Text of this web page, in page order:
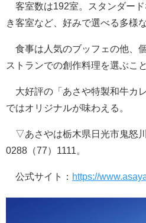
客室数は192室。スタンダー
き客室など、好みで選べる多様
食事は人気のブッフェの他、
ストランでの創作料理を選ぶこ
大好評の「あさや特製和牛カ
ではオリジナルが味わえる。
▽あさやは栃木県日光市鬼怒
0288（77）1111。
公式サイト： https://